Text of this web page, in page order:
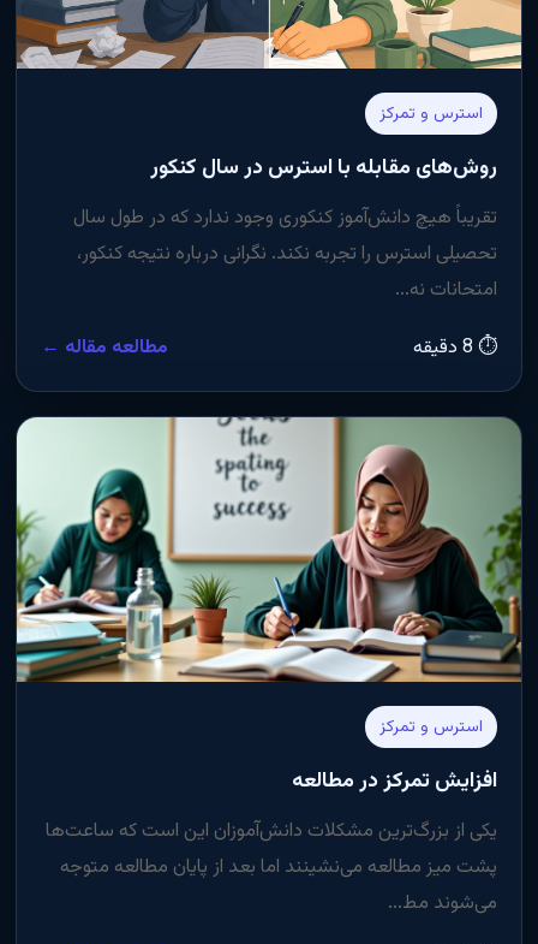
استرس و تمرکز
روش‌های مقابله با استرس در سال کنکور
تقریباً هیچ دانش‌آموز کنکوری وجود ندارد که در طول سال
تحصیلی استرس را تجربه نکند. نگرانی درباره نتیجه کنکور،
امتحانات نه...
⏱ 8 دقیقه
مطالعه مقاله ←
استرس و تمرکز
افزایش تمرکز در مطالعه
یکی از بزرگ‌ترین مشکلات دانش‌آموزان این است که ساعت‌ها
پشت میز مطالعه می‌نشینند اما بعد از پایان مطالعه متوجه
می‌شوند مط...